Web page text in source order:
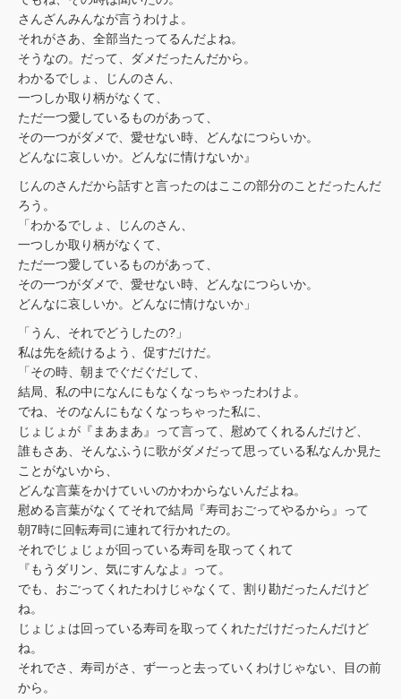
さんざんみんなが言うわけよ。
それがさあ、全部当たってるんだよね。
そうなの。だって、ダメだったんだから。
わかるでしょ、じんのさん、
一つしか取り柄がなくて、
ただ一つ愛しているものがあって、
その一つがダメで、愛せない時、どんなにつらいか。
どんなに哀しいか。どんなに情けないか』
じんのさんだから話すと言ったのはここの部分のことだったんだ
ろう。
「わかるでしょ、じんのさん、
一つしか取り柄がなくて、
ただ一つ愛しているものがあって、
その一つがダメで、愛せない時、どんなにつらいか。
どんなに哀しいか。どんなに情けないか」
「うん、それでどうしたの?」
私は先を続けるよう、促すだけだ。
「その時、朝までぐだぐだして、
結局、私の中になんにもなくなっちゃったわけよ。
でね、そのなんにもなくなっちゃった私に、
じょじょが『まあまあ』って言って、慰めてくれるんだけど、
誰もさあ、そんなふうに歌がダメだって思っている私なんか見た
ことがないから、
どんな言葉をかけていいのかわからないんだよね。
慰める言葉がなくてそれで結局『寿司おごってやるから』って
朝7時に回転寿司に連れて行かれたの。
それでじょじょが回っている寿司を取ってくれて
『もうダリン、気にすんなよ』って。
でも、おごってくれたわけじゃなくて、割り勘だったんだけど
ね。
じょじょは回っている寿司を取ってくれただけだったんだけど
ね。
それでさ、寿司がさ、ず一っと去っていくわけじゃない、目の前
から。